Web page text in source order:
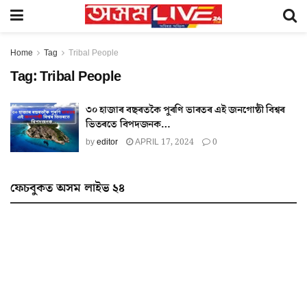
Home Tag Tribal People
Tag:Tribal People
৩০ হাজাৰ বছৰতকৈ পুৰণি ভাৰতৰ এই জনগোষ্ঠী বিশ্বৰ
ভিতৰতে বিপদজনক…
byeditor APRIL 17, 2024 0
ফেচবুকত অসম লাইভ ২৪